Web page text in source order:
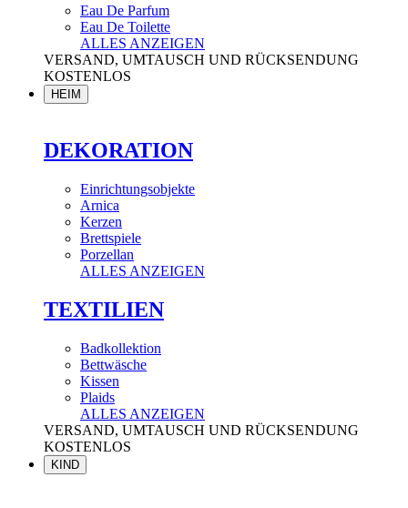
Eau De Parfum
Eau De Toilette
ALLES ANZEIGEN
VERSAND, UMTAUSCH UND RÜCKSENDUNG
KOSTENLOS
HEIM
DEKORATION
Einrichtungsobjekte
Arnica
Kerzen
Brettspiele
Porzellan
ALLES ANZEIGEN
TEXTILIEN
Badkollektion
Bettwäsche
Kissen
Plaids
ALLES ANZEIGEN
VERSAND, UMTAUSCH UND RÜCKSENDUNG
KOSTENLOS
KIND